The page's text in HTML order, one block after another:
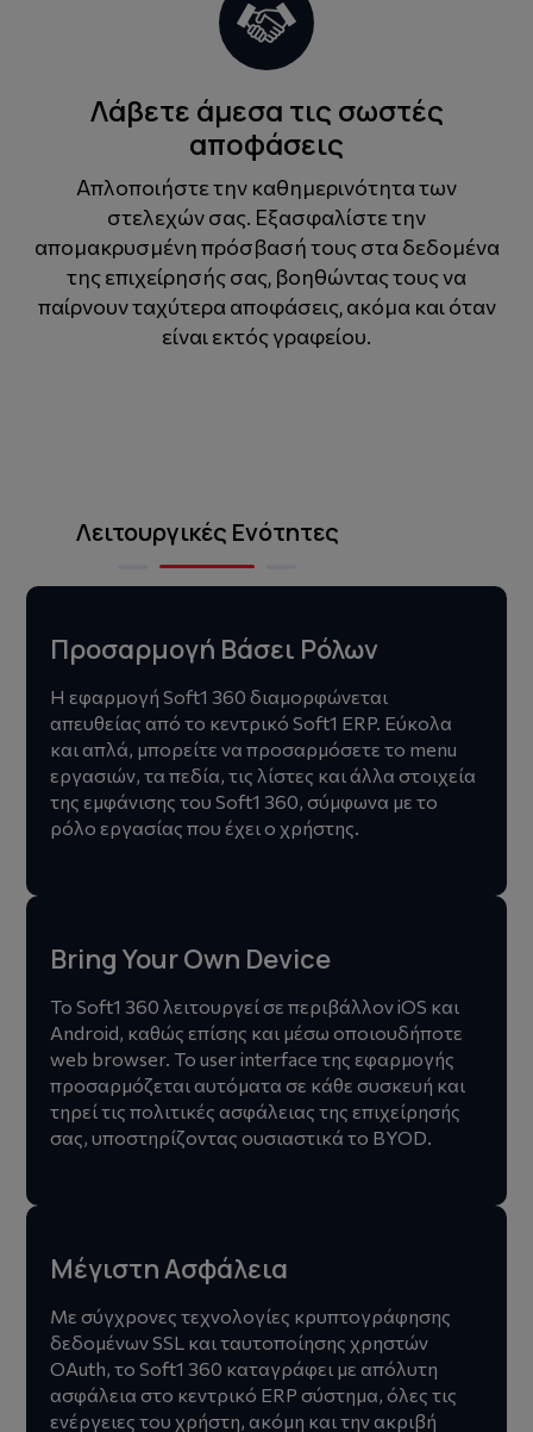
Λάβετε άμεσα τις σωστές
αποφάσεις
Απλοποιήστε την καθημερινότητα των
στελεχών σας. Εξασφαλίστε την
απομακρυσμένη πρόσβασή τους στα δεδομένα
της επιχείρησής σας, βοηθώντας τους να
παίρνουν ταχύτερα αποφάσεις, ακόμα και όταν
είναι εκτός γραφείου.
Λειτουργικές Ενότητες
Προσαρμογή Βάσει Ρόλων
Η εφαρμογή Soft1 360 διαμορφώνεται
απευθείας από το κεντρικό Soft1 ERP. Εύκολα
και απλά, μπορείτε να προσαρμόσετε το menu
εργασιών, τα πεδία, τις λίστες και άλλα στοιχεία
της εμφάνισης του Soft1 360, σύμφωνα με το
ρόλο εργασίας που έχει ο χρήστης.
Bring Your Own Device
Το Soft1 360 λειτουργεί σε περιβάλλον iOS και
Android, καθώς επίσης και μέσω οποιουδήποτε
web browser. Το user interface της εφαρμογής
προσαρμόζεται αυτόματα σε κάθε συσκευή και
τηρεί τις πολιτικές ασφάλειας της επιχείρησής
σας, υποστηρίζοντας ουσιαστικά το BYOD.
Μέγιστη Ασφάλεια
Με σύγχρονες τεχνολογίες κρυπτογράφησης
δεδομένων SSL και ταυτοποίησης χρηστών
OAuth, το Soft1 360 καταγράφει με απόλυτη
ασφάλεια στο κεντρικό ERP σύστημα, όλες τις
ενέργειες του χρήστη, ακόμη και την ακριβή